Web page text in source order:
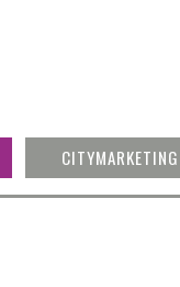
CITYMARKETING